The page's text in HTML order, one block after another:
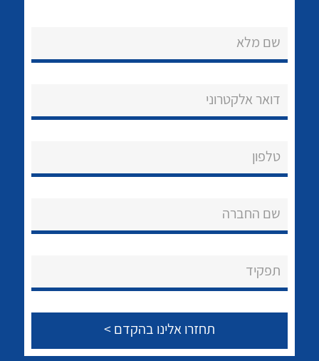
נקודות מכירה
About Ateka Ltd.
צור קשר
לכל מוצרי היצרן
לכל מוצרי היצרן לכל מוצרי היצרן
שם מלא
דואר אלקטרוני
טלפון
שם החברה
תפקיד